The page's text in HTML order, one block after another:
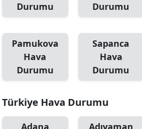
Durumu
Durumu
Pamukova
Hava
Durumu
Sapanca
Hava
Durumu
Türkiye Hava Durumu
Adana
Adıyaman